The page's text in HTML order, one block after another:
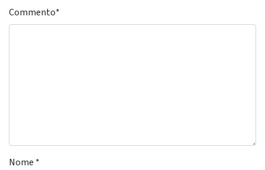
Commento*
Nome *